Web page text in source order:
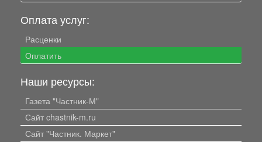
Оплата услуг:
Расценки
Оплатить
Наши ресурсы:
Газета "Частник-М"
Сайт chastnik-m.ru
Сайт "Частник. Маркет"